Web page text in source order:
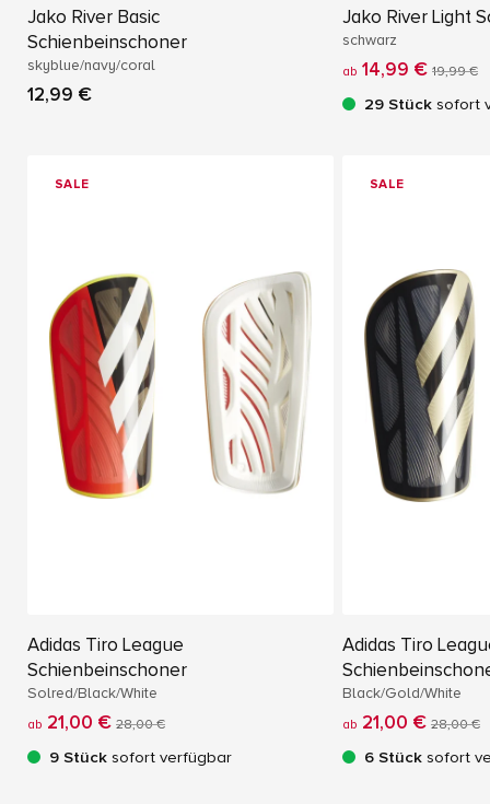
Jako River Basic
Schienbeinschoner
skyblue/navy/coral
12,99 €
Jako River Light
schwarz
ab 14,99 € 19,99 €
29 Stück sofort
SALE
Adidas Tiro League
Schienbeinschoner
Solred/Black/White
ab 21,00 € 28,00 €
9 Stück sofort verfügbar
SALE
Adidas Tiro
Black/Gold/White
ab 21,00 € 28,00 €
6 Stück sofort